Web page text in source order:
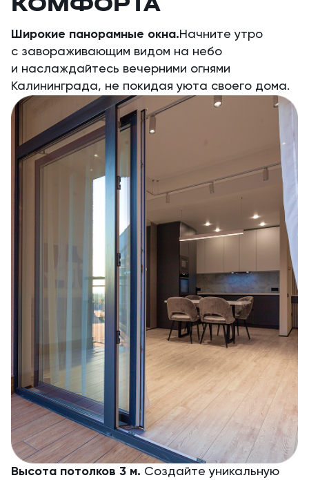
Широкие панорамные окна.Начните утро
с завораживающим видом на небо
и наслаждайтесь вечерними огнями
Калининграда, не покидая уюта своего дома.
Высота потолков 3 м. Создайте уникальную